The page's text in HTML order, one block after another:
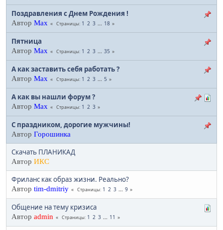
Поздравления с Днем Рождения !
Автор Max Страницы 1 2 3 ... 18
Пятница
Автор Max Страницы 1 2 3 ... 35
А как заставить себя работать ?
Автор Max Страницы 1 2 3 ... 5
А как вы нашли форум ?
Автор Max Страницы 1 2 3
С праздником, дорогие мужчины!
Автор Горошинка
Скачать ПЛАНИКАД
Автор ИКС
Фриланс как образ жизни. Реально?
Автор tim-dmitriy Страницы 1 2 3 ... 9
Общение на тему кризиса
Автор admin Страницы 1 2 3 ... 11